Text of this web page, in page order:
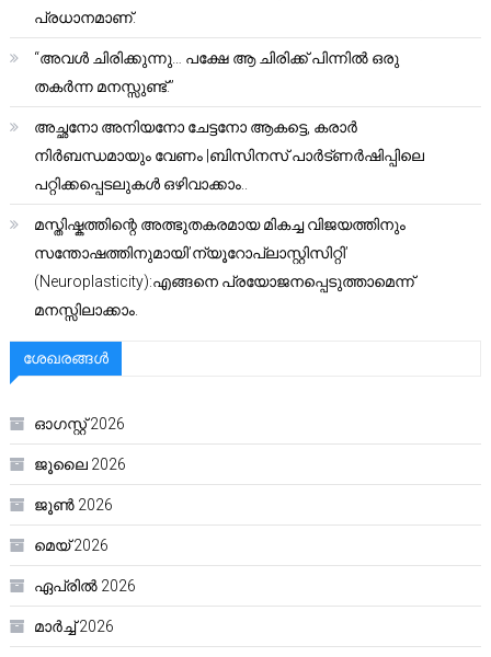
പ്രധാനമാണ്.
“അവൾ ചിരിക്കുന്നു… പക്ഷേ ആ ചിരിക്ക് പിന്നിൽ ഒരു
തകർന്ന മനസ്സുണ്ട്.”
അച്ഛനോ അനിയനോ ചേട്ടനോ ആകട്ടെ, കരാർ
നിർബന്ധമായും വേണം |ബിസിനസ് പാർട്ണർഷിപ്പിലെ
പറ്റിക്കപ്പെടലുകൾ ഒഴിവാക്കാം..
മസ്തിഷ്കത്തിന്റെ അത്ഭുതകരമായ മികച്ച വിജയത്തിനും
സന്തോഷത്തിനുമായി’ന്യൂറോപ്ലാസ്റ്റിസിറ്റി’
(Neuroplasticity):എങ്ങനെ പ്രയോജനപ്പെടുത്താമെന്ന്
മനസ്സിലാക്കാം.
ശേഖരങ്ങൾ
ഓഗസ്റ്റ്‌ 2026
ജൂലൈ 2026
ജൂൺ 2026
മെയ്‌ 2026
ഏപ്രിൽ 2026
മാർച്ച്‌ 2026